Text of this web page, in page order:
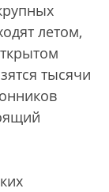
летом,
тысячи